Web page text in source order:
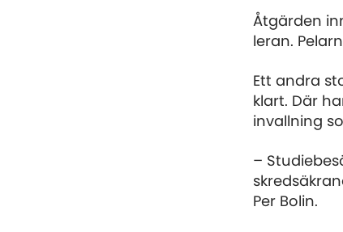
Åtgärden
leran.
Ett andra
klart. Där
invallning
–
Per Bolin.